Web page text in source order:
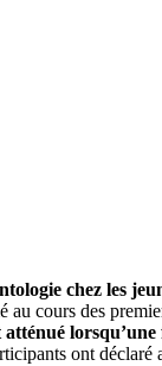
chez les
cours des
ont déclaré